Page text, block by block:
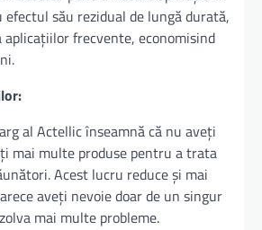
efectul său rezidual de lungă durată,
aplicațiilor frecvente, economisind
al Actellic înseamnă că nu aveți
mai multe produse pentru a trata
Acest lucru reduce și mai
aveți nevoie doar de un singur
mai multe probleme.